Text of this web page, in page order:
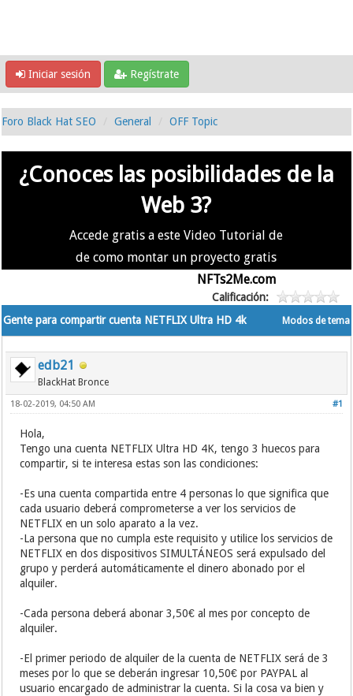
Iniciar sesión Regístrate
Foro Black Hat SEO General OFF Topic
¿Conoces las posibilidades de la
Web 3?
Accede gratis a este Video Tutorial de
de como montar un proyecto gratis
NFTs2Me.com
Calificación:
Modos de tema
Gente para compartir cuenta NETFLIX Ultra HD 4k
edb21
BlackHat Bronce
#1
18-02-2019, 04:50 AM
Hola,
Tengo una cuenta NETFLIX Ultra HD 4K, tengo 3 huecos para
compartir, si te interesa estas son las condiciones:
-Es una cuenta compartida entre 4 personas lo que significa que
cada usuario deberá comprometerse a ver los servicios de
NETFLIX en un solo aparato a la vez.
-La persona que no cumpla este requisito y utilice los servicios de
NETFLIX en dos dispositivos SIMULTÁNEOS será expulsado del
grupo y perderá automáticamente el dinero abonado por el
alquiler.
-Cada persona deberá abonar 3,50€ al mes por concepto de
alquiler.
-El primer periodo de alquiler de la cuenta de NETFLIX será de 3
meses por lo que se deberán ingresar 10,50€ por PAYPAL al
usuario encargado de administrar la cuenta. Si la cosa va bien y